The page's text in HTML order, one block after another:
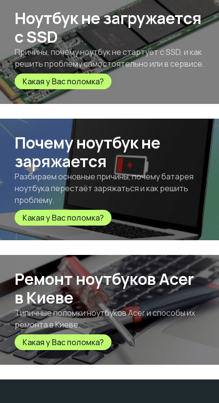
Ноутбук не загружается
с SSD
Причины, почему ноутбук не стартует с SSD, и как
решить проблему самостоятельно или в сервисе.
Какая у Вас поломка?
Почему ноутбук не
заряжается
Разбираем основные причины, почему батарея
ноутбука перестаёт заряжаться и как решить
проблему.
Какая у Вас поломка?
Ремонт ноутбуков Acer
в Киеве
Типичные поломки ноутбуков Acer и способы их
ремонта в Киеве.
Какая у Вас поломка?